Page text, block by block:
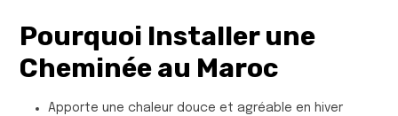
Pourquoi Installer une
Cheminée au Maroc
Apporte une chaleur douce et agréable en hiver